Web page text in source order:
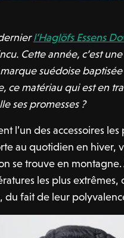
l’Haglöfs Essens
Cette année, c’est
suédoise
ce matériau qui est en
ses promesses ?
l’un des accessoires
au quotidien en hiver,
se trouve en
les plus extrêmes,
du fait de leur